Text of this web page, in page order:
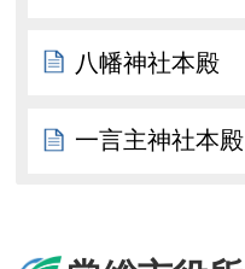
八幡神社本殿
一言主神社本殿